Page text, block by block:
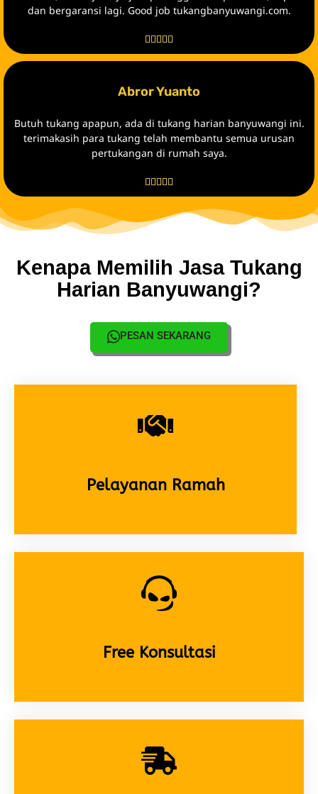
dan bergaransi lagi. Good job tukangbanyuwangi.com.
    
Abror Yuanto
Butuh tukang apapun, ada di tukang harian banyuwangi ini.
terimakasih para tukang telah membantu semua urusan
pertukangan di rumah saya.
    
Kenapa Memilih Jasa Tukang
Harian Banyuwangi?
PESAN SEKARANG
Pelayanan Ramah
Free Konsultasi